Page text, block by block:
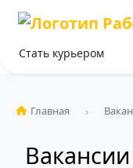
Стать курьером
Главная